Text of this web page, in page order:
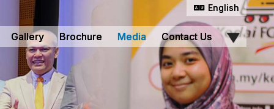
Gallery Brochure Media Contact Us
English